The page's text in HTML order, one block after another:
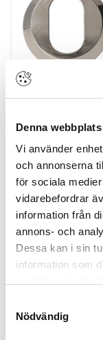
Denna
Vi använder
och annonserna
för sociala
vidarebefordrar
information från
annons- och
Dessa kan i sin
information som
Nödvändig
Skapa konto
Skapa inloggning,
se priser,
produktblad,
dokument.